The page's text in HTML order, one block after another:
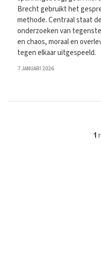
Brecht gebruikt het
methode. Centraal staat
onderzoeken van
en chaos, moraal en
tegen elkaar uitgespeeld.
7 JANUARI 2026
1